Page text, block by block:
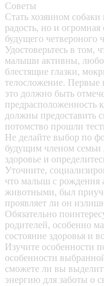
Советы
Стать хозяином
радость, но и огромная
будущего четвероного
Удостоверьтесь в том,
малыши активны,
блестящие глазки,
телосложение. Первые
это должно быть
предрасположенность
должны предоставить
потомство прошли
Не делайте выбор по
будущим членом семьи
здоровье и
Уточните,
что малыш с рождения
животными, был
проявляет ли он
Обязательно
родителей, особенно
состояние здоровья и
Изучите особенности
особенности
сможете ли вы
энергию для заботы о